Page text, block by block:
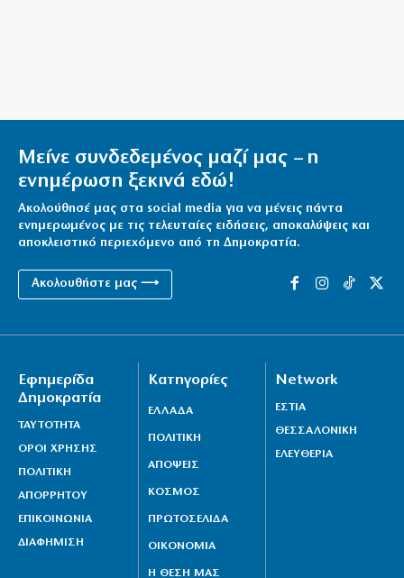
ο ιδιοκτήτης
SOS από ECDC για τον ιό Δυτικού Νείλου: Δεύτερη
στην Ευρώπη η Ελλάδα
10|08|2026 | 13:07
Μείνε συνδεδεμένος μαζί μας – η
ενημέρωση ξεκινά εδώ!
Ακολούθησέ μας στα social media για να μένεις πάντα
ενημερωμένος με τις τελευταίες ειδήσεις, αποκαλύψεις και
αποκλειστικό περιεχόμενο από τη Δημοκρατία.
Ακολουθήστε μας ⟶
Εφημερίδα
Δημοκρατία
ΤΑΥΤΟΤΗΤΑ
ΟΡΟΙ ΧΡΗΣΗΣ
ΠΟΛΙΤΙΚΗ
ΑΠΟΡΡΗΤΟΥ
ΕΠΙΚΟΙΝΩΝΙΑ
ΔΙΑΦΗΜΙΣΗ
Κατηγορίες
ΕΛΛΑΔΑ
ΠΟΛΙΤΙΚΗ
ΑΠΟΨΕΙΣ
ΚΟΣΜΟΣ
ΠΡΩΤΟΣΕΛΙΔΑ
ΟΙΚΟΝΟΜΙΑ
Η ΘΕΣΗ ΜΑΣ
Network
ΕΣΤΙΑ
ΘΕΣΣΑΛΟΝΙΚΗ
ΕΛΕΥΘΕΡΙΑ